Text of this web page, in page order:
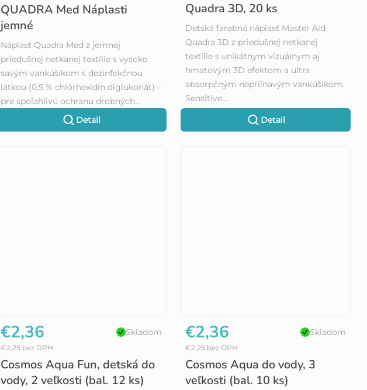
QUADRA Med Náplasti
jemné
Detail
Náplasť Quadra Med z jemnej
priedušnej netkanej textílie s vysoko
savým vankúšikom s dezinfekčnou
látkou (0,5 % chlórhexidín diglukonát) –
pre spoľahlivú ochranu drobných...
Quadra 3D, 20 ks
Detail
Detská farebná náplasť Master Aid
Quadra 3D z priedušnej netkanej
textílie s unikátnym vizuálnym aj
hmatovým 3D efektom a ultra
absorpčným nepriľnavým vankúšikom.
Sensitive...
Cosmos Aqua Fun, detská do
vody, 2 veľkosti (bal. 12 ks)
Skladom
€2,25 bez DPH
€2,36
Cosmos Aqua do vody, 3
veľkosti (bal. 10 ks)
Skladom
€2,25 bez DPH
€2,36